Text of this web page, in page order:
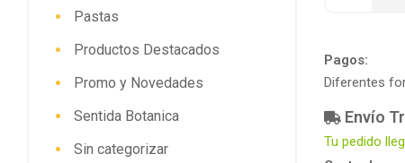
Pagos:
Diferentes
Envío
Tu pedido
Pastas
Productos Destacados
Promo y Novedades
Sentida Botanica
Sin categorizar